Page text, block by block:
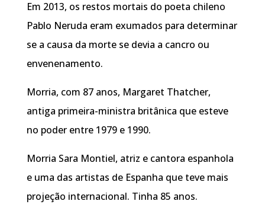
Em 2013, os restos mortais do poeta chileno
Pablo Neruda eram exumados para determinar
se a causa da morte se devia a cancro ou
envenenamento.
Morria, com 87 anos, Margaret Thatcher,
antiga primeira-ministra britânica que esteve
no poder entre 1979 e 1990.
Morria Sara Montiel, atriz e cantora espanhola
e uma das artistas de Espanha que teve mais
projeção internacional. Tinha 85 anos.